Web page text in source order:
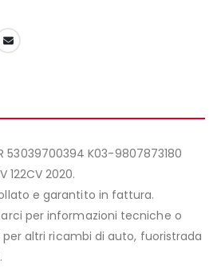
53039700394 K03-9807873180
122CV 2020.
e garantito in fattura.
per informazioni tecniche o
altri ricambi di auto, fuoristrada